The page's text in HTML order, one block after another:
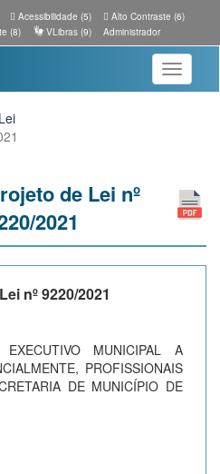
Acessibilidade (5)
Alto Contraste (6)
(8) VLibras (9) Administrador
Toggle
de Lei nº
2021
nº 9220/2021
MUNICIPAL A
PROFISSIONAIS
DE MUNICÍPIO DE